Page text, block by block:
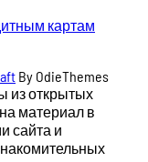
картам
By OdieThemes
из открытых
материал в
сайта и